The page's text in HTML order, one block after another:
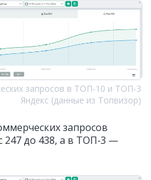
запросов в ТОП‑10 и ТОП‑3
Яндекс (данные из Топвизор)
запросов
247 до 438, а в ТОП‑3 —